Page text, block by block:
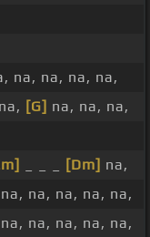
na, na, na, na,
[G] na, na, na,
[Dm] na,
na, na, na, na,
na, na, na, na,